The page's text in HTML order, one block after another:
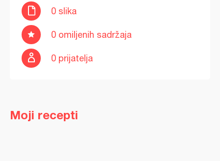
0 slika
0 omiljenih sadržaja
0 prijatelja
Moji recepti